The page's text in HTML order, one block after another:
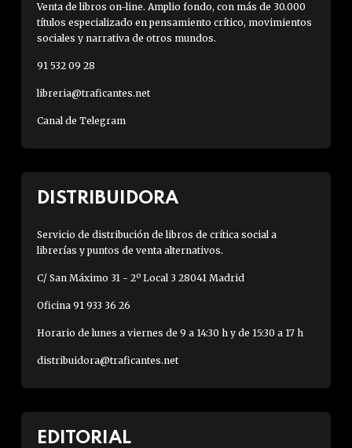
Venta de libros on-line. Amplio fondo, con más de 30.000
títulos especializado en pensamiento crítico, movimientos
sociales y narrativa de otros mundos.
91 532 09 28
libreria@traficantes.net
Canal de Telegram
DISTRIBUIDORA
Servicio de distribución de libros de crítica social a
librerías y puntos de venta alternativos.
C/ San Máximo 31 - 2º Local 3 28041 Madrid
Oficina 91 933 36 26
Horario de lunes a viernes de 9 a 14:30 h y de 15:30 a 17 h
distribuidora@traficantes.net
EDITORIAL